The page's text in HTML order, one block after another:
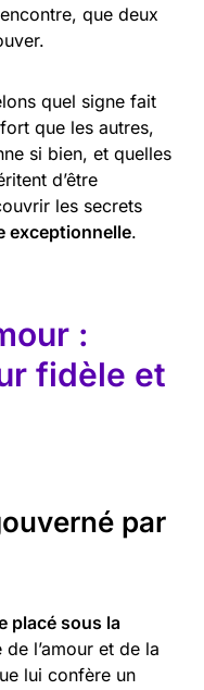
que deux
quel signe fait
que les autres,
si bien, et quelles
d’être
les secrets
exceptionnelle.
:
fidèle et
par
placé sous la
de l’amour et de la
lui confère un